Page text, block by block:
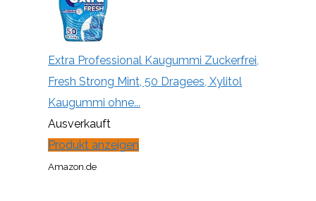
Extra Professional Kaugummi Zuckerfrei,
Fresh Strong Mint, 50 Dragees, Xylitol
Kaugummi ohne...
Ausverkauft
Produkt anzeigen
Amazon.de